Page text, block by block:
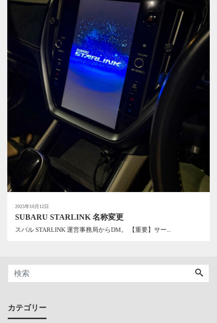
2025年10月12日
SUBARU STARLINK 名称変更
スバル STARLINK 運営事務局からDM。 【重要】サー...
カテゴリー